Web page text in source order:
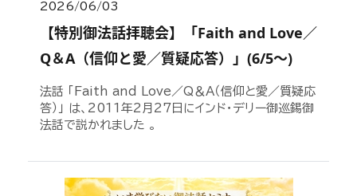
2026/06/03
【特別御法話拝聴会】「Faith and Love／
Q＆A（信仰と愛／質疑応答）」(6/5～)
法話 「Faith and Love／Q＆A（信仰と愛／質疑応
答）」 は、2011年2月27日にインド・デリー御巡錫御
法話で説かれました 。